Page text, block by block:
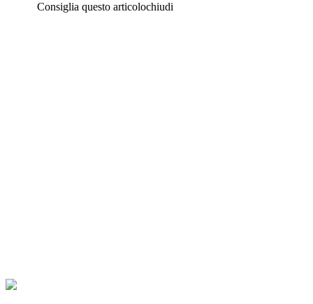
Consiglia questo articolochiudi